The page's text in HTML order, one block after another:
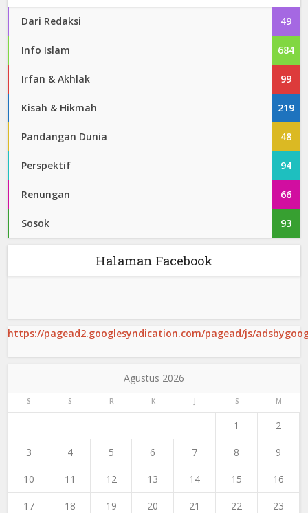
Dari Redaksi 49
Info Islam 684
Irfan & Akhlak 99
Kisah & Hikmah 219
Pandangan Dunia 48
Perspektif 94
Renungan 66
Sosok 93
Halaman Facebook
https://pagead2.googlesyndication.com/pagead/js/
Agustus 2026
S S R K J S M
1 2
3 4 5 6 7 8 9
10 11 12 13 14 15 16
17 18 19 20 21 22 23